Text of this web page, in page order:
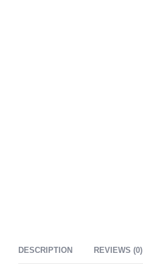
DESCRIPTION REVIEWS (0)